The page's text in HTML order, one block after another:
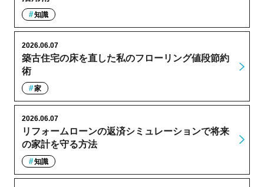
知識
築古住宅の床を直した私のフローリング値段節約
術
2026.06.07
家
リフォームローンの返済シミュレーションで将来
の家計を守る方法
2026.06.07
知識